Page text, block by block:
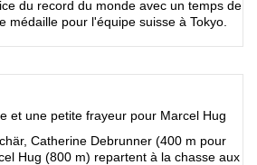
du record du monde avec un temps de
médaille pour l'équipe suisse à Tokyo.
et une petite frayeur pour Marcel Hug
Catherine Debrunner (400 m pour
Hug (800 m) repartent à la chasse aux